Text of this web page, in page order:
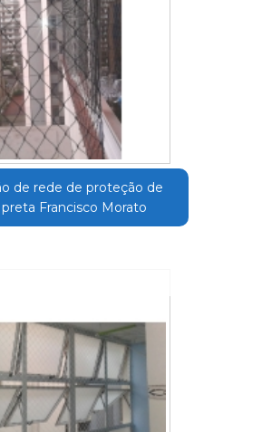
de rede de proteção de
preta Francisco Morato